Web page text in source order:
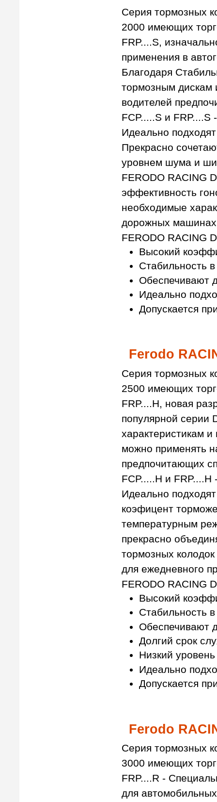
Серия тормозных
2000 имеющих
FRP....S,
применения в
Благодаря
тормозным
водителей
FCP.....S и FRP....S
Идеально
Прекрасно
уровнем шума и
FERODO RACING
эффективность
необходимые
дорожных
FERODO RACING
Высокий
Стабильность
Обеспечивают
Идеально
Допускается
Ferodo
Серия тормозных
2500 имеющих
FRP....H, новая
популярной серии
характеристикам
можно применять
предпочитающих
FCP.....H и
Идеально
коэфицент
температурным
прекрасно
тормозных
для ежедневного
FERODO RACING
Высокий
Стабильность
Обеспечивают
Долгий срок
Низкий
Идеально
Допускается
Ferodo
Серия тормозных
3000 имеющих
FRP....R -
для